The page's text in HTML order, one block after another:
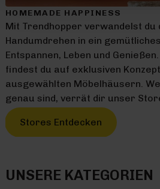
HOMEMADE HAPPINESS
Mit Trendhopper verwandelst du
Handumdrehen in ein
Entspannen, Leben und
findest du auf exklusiven
ausgewählten Möbelhäusern.
genau sind, verrät dir unser
Stores Entdecken
UNSERE KATEGORIEN